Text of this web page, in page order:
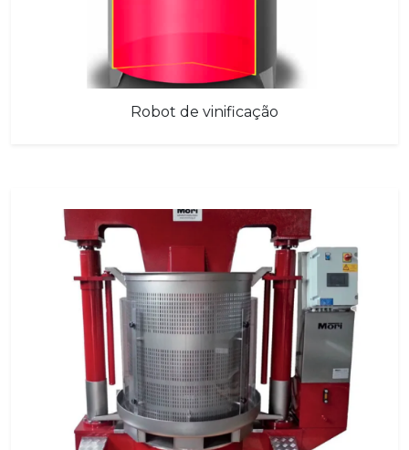
Robot de vinificação